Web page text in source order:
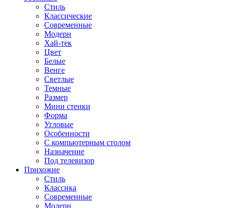
Стиль
Классические
Современные
Модерн
Хай-тек
Цвет
Белые
Венге
Светлые
Темные
Размер
Мини стенки
Форма
Угловые
Особенности
С компьютерным столом
Назначение
Под телевизор
Прихожие
Стиль
Классика
Современные
Модерн